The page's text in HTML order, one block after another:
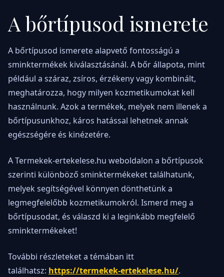
A bőrtípusod ismerete
A bőrtípusod ismerete alapvető fontosságú a
sminktermékek kiválasztásánál. A bőr állapota, mint
például a száraz, zsíros, érzékeny vagy kombinált,
meghatározza, hogy milyen kozmetikumokat kell
használnunk. Azok a termékek, melyek nem illenek a
bőrtípusunkhoz, káros hatással lehetnek annak
egészségére és kinézetére.
A Termekek-ertekelese.hu weboldalon a bőrtípusok
szerinti különböző sminktermékeket találhatunk,
melyek segítségével könnyen dönthetünk a
legmegfelelőbb kozmetikumokról. Ismerd meg a
bőrtípusodat, és válaszd ki a leginkább megfelelő
sminktermékeket!
További részleteket a témában itt
találhatsz: https://termekek-ertekelese.hu/.